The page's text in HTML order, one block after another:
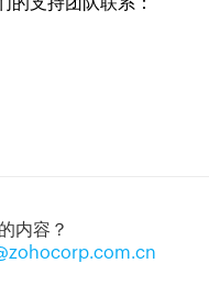
内容？